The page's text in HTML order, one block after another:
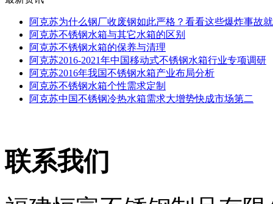
阿克苏为什么钢厂收废钢如此严格？看看这些爆炸事故
阿克苏不锈钢水箱与其它水箱的区别
阿克苏不锈钢水箱的保养与清理
阿克苏2016-2021年中国移动式不锈钢水箱行业专项调研
阿克苏2016年我国不锈钢水箱产业布局分析
阿克苏不锈钢水箱个性需求定制
阿克苏中国不锈钢冷热水箱需求大增势快成市场第二
联系我们